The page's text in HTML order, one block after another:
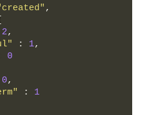
,
2,
: 1,
0
0,
:
1